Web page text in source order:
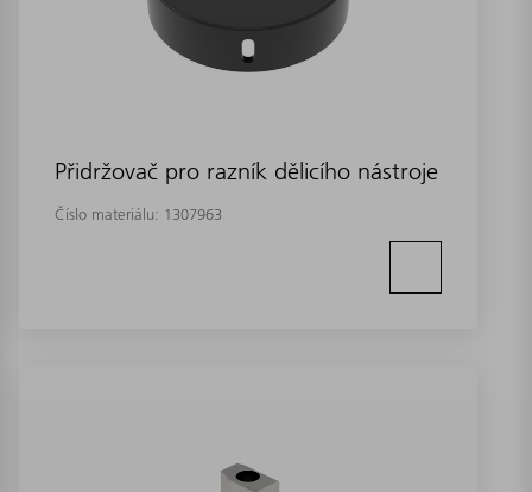
Přidržovač pro razník dělicího nástroje
Číslo materiálu: 1307963